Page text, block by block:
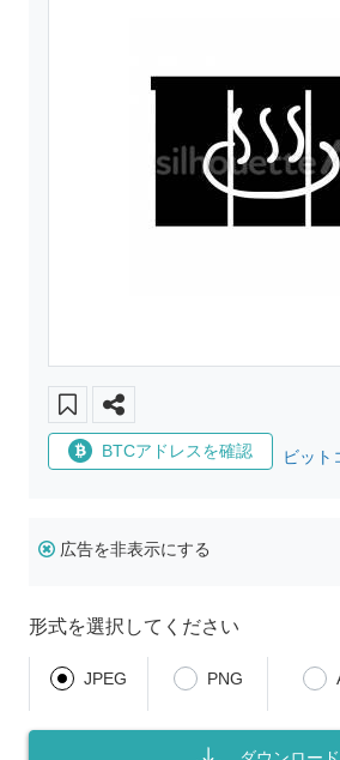
BTCアドレスを確認 ビット
広告を非表示にする
形式を選択してください
JPEG PNG